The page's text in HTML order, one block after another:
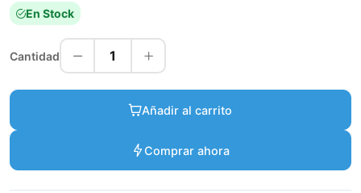
En Stock
Cantidad 1
Añadir al carrito
Comprar ahora